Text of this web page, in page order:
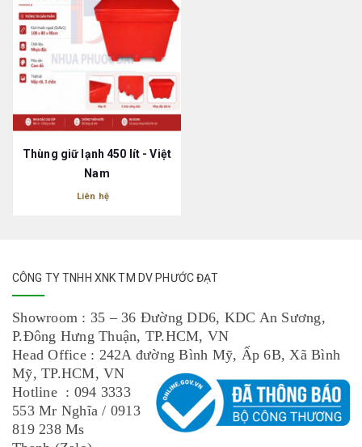
Thùng giữ lạnh 450 lít - Việt
Nam
Liên hệ
CÔNG TY TNHH XNK TM DV PHƯỚC ĐẠT
Showroom : 35 – 36 Đường DD6, KDC An Sương,
P.Đông Hưng Thuận, TP.HCM, VN
Head Office : 242A đường Bình Mỹ, Ấp 6B, Xã Bình
Mỹ, TP.HCM, VN
Hotline : 094 3333
553 Mr Nghĩa / 0913
819 238 Ms